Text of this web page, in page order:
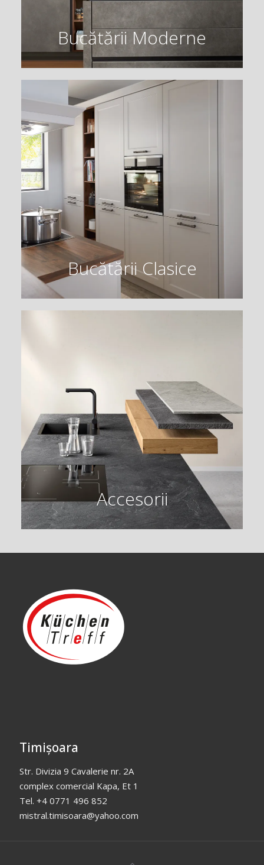
Bucătării Moderne
Bucătării Clasice
Accesorii
Timișoara
Str. Divizia 9 Cavalerie nr. 2A
complex comercial Kapa, Et 1
Tel. +4 0771 496 852
mistral.timisoara@yahoo.com